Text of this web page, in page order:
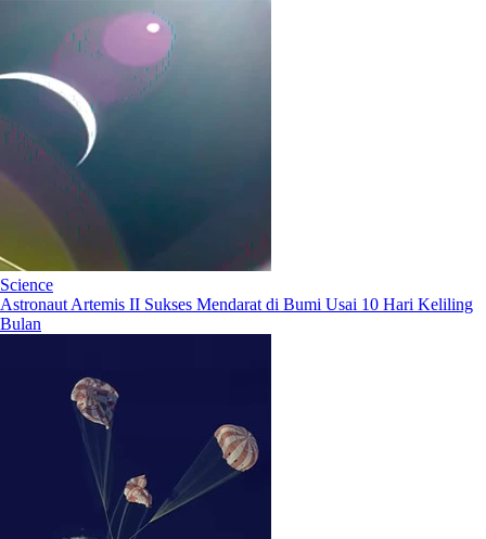
Science
Astronaut Artemis II Sukses Mendarat di Bumi Usai 10 Hari Keliling
Bulan